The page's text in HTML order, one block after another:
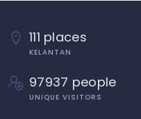
111 places
KELANTAN
97937 people
UNIQUE VISITORS